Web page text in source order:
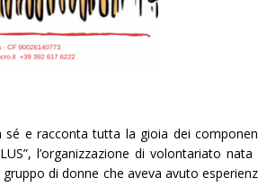
sé e racconta tutta la gioia dei
l’organizzazione di volontariato nata
di donne che aveva avuto